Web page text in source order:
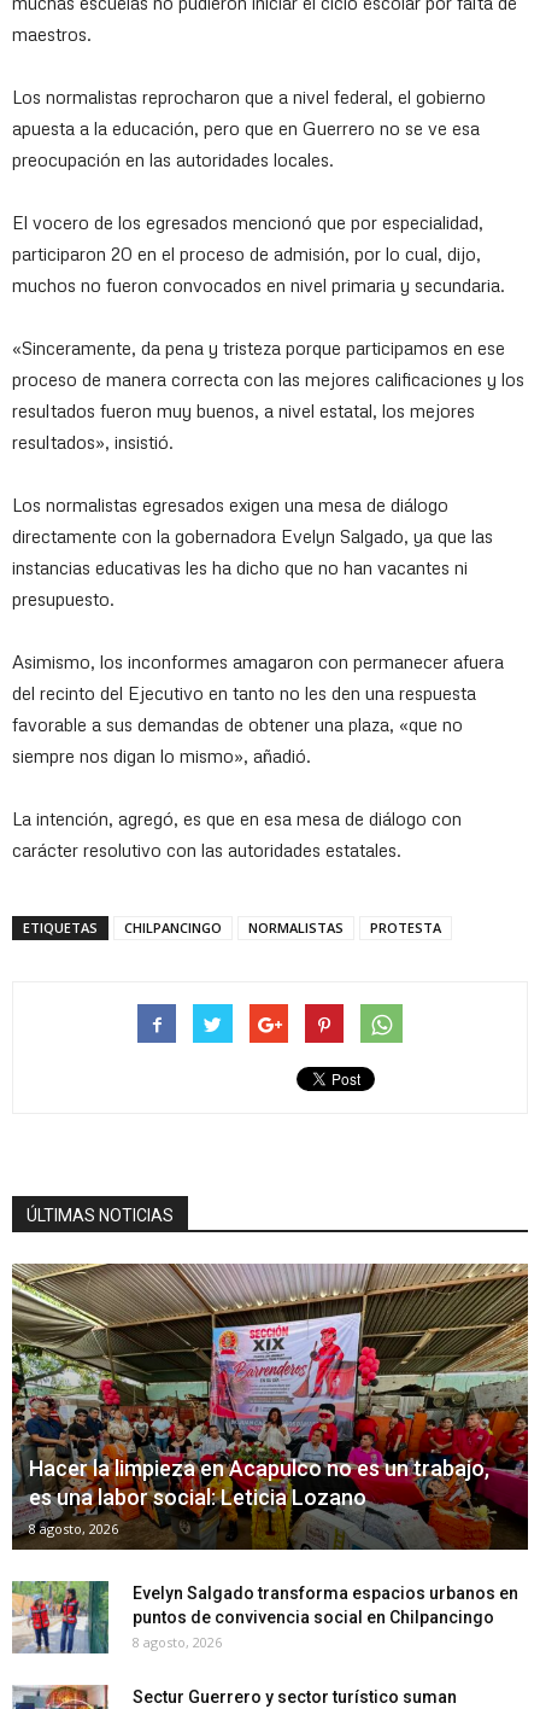
maestros.
Los normalistas reprocharon que a nivel federal, el gobierno
apuesta a la educación, pero que en Guerrero no se ve esa
preocupación en las autoridades locales.
El vocero de los egresados mencionó que por especialidad,
participaron 20 en el proceso de admisión, por lo cual, dijo,
muchos no fueron convocados en nivel primaria y secundaria.
«Sinceramente, da pena y tristeza porque participamos en ese
proceso de manera correcta con las mejores calificaciones y los
resultados fueron muy buenos, a nivel estatal, los mejores
resultados», insistió.
Los normalistas egresados exigen una mesa de diálogo
directamente con la gobernadora Evelyn Salgado, ya que las
instancias educativas les ha dicho que no han vacantes ni
presupuesto.
Asimismo, los inconformes amagaron con permanecer afuera
del recinto del Ejecutivo en tanto no les den una respuesta
favorable a sus demandas de obtener una plaza, «que no
siempre nos digan lo mismo», añadió.
La intención, agregó, es que en esa mesa de diálogo con
carácter resolutivo con las autoridades estatales.
ETIQUETAS CHILPANCINGO NORMALISTAS PROTESTA
ÚLTIMAS NOTICIAS
Hacer la limpieza en Acapulco no es un trabajo,
es una labor social: Leticia Lozano
8 agosto, 2026
Evelyn Salgado transforma espacios urbanos en
puntos de convivencia social en Chilpancingo
8 agosto, 2026
Sectur Guerrero y sector turístico suman